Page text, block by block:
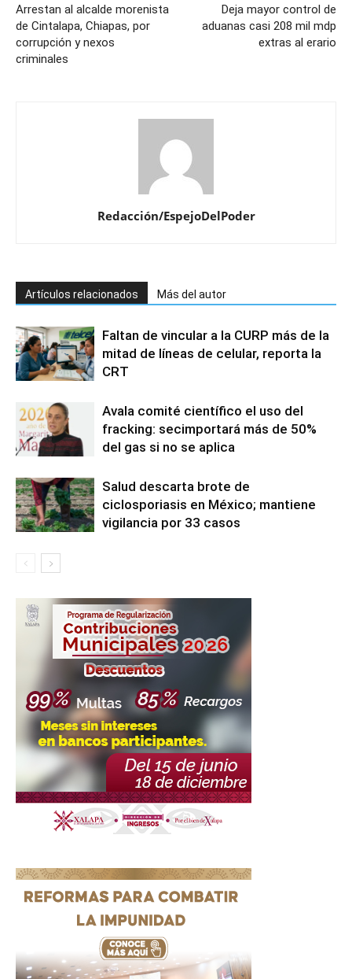
Arrestan al alcalde morenista
de Cintalapa, Chiapas, por
corrupción y nexos
criminales
Deja mayor control de
aduanas casi 208 mil mdp
extras al erario
Redacción/EspejoDelPoder
Artículos relacionados Más del autor
Faltan de vincular a la CURP más de la
mitad de líneas de celular, reporta la
CRT
Avala comité científico el uso del
fracking: secimportará más de 50%
del gas si no se aplica
Salud descarta brote de
ciclosporiasis en México; mantiene
vigilancia por 33 casos